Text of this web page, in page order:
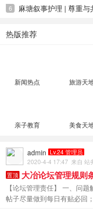
6 麻塘叙事护理 | 尊重与
热版推荐
新闻热点 旅游天
亲子教育 美食天
admin Lv.24 管理员
2020-4-4 17:47 来自 站
置顶 大冶论坛管理规则
【论坛管理责任】 一、问
帖子尽量做到每日有贴必回